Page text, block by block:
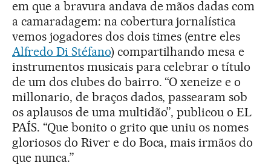
em que a bravura andava de mãos dadas com
a camaradagem: na cobertura jornalística
vemos jogadores dos dois times (entre eles
Alfredo Di Stéfano) compartilhando mesa e
instrumentos musicais para celebrar o título
de um dos clubes do bairro. “O xeneize e o
millonario, de braços dados, passearam sob
os aplausos de uma multidão”, publicou o EL
PAÍS. “Que bonito o grito que uniu os nomes
gloriosos do River e do Boca, mais irmãos do
que nunca.”